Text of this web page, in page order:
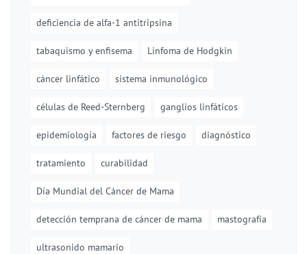
deficiencia de alfa-1 antitripsina
tabaquismo y enfisema Linfoma de Hodgkin
cáncer linfático sistema inmunológico
células de Reed-Sternberg ganglios linfáticos
epidemiología factores de riesgo diagnóstico
tratamiento curabilidad
Día Mundial del Cáncer de Mama
detección temprana de cáncer de mama mastografía
ultrasonido mamario